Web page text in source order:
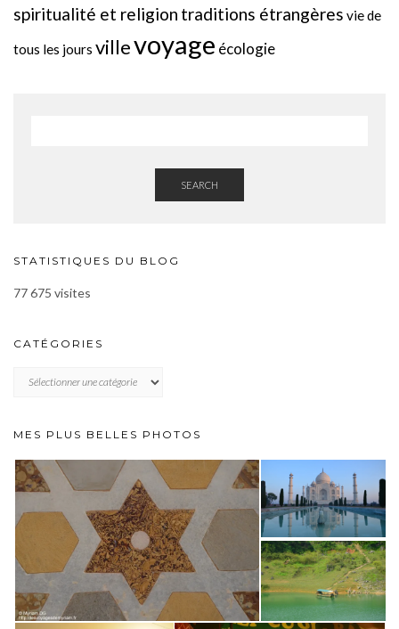
spiritualité et religion traditions étrangères vie de
tous les jours villevoyage écologie
SEARCH
STATISTIQUES DU BLOG
77 675 visites
CATÉGORIES
MES PLUS BELLES PHOTOS